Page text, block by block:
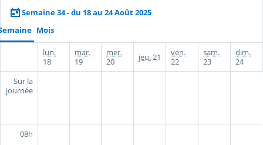
Semaine 34 - du 18 au 24 Août 2025
Mois
lun.
18
mar.
19
mer.
20
jeu.21
ven.
22
sam.
23
dim.
24
Sur la
journée
08h